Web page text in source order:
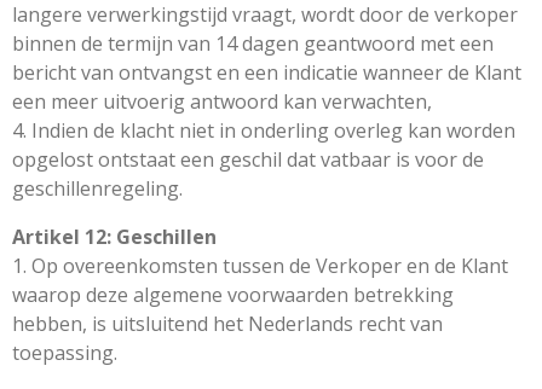
langere verwerkingstijd vraagt, wordt door de verkoper
binnen de termijn van 14 dagen geantwoord met een
bericht van ontvangst en een indicatie wanneer de Klant
een meer uitvoerig antwoord kan verwachten,
4. Indien de klacht niet in onderling overleg kan worden
opgelost ontstaat een geschil dat vatbaar is voor de
geschillenregeling.
Artikel 12: Geschillen
1. Op overeenkomsten tussen de Verkoper en de Klant
waarop deze algemene voorwaarden betrekking
hebben, is uitsluitend het Nederlands recht van
toepassing.